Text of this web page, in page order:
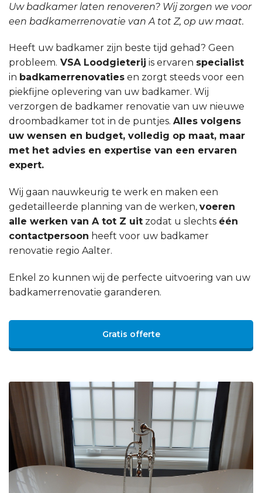
Uw badkamer laten renoveren? Wij zorgen we voor
een badkamerrenovatie van A tot Z, op uw maat.
Heeft uw badkamer zijn beste tijd gehad? Geen
probleem. VSA Loodgieterij is ervaren specialist
in badkamerrenovaties en zorgt steeds voor een
piekfijne oplevering van uw badkamer. Wij
verzorgen de badkamer renovatie van uw nieuwe
droombadkamer tot in de puntjes. Alles volgens
uw wensen en budget, volledig op maat, maar
met het advies en expertise van een ervaren
expert.
Wij gaan nauwkeurig te werk en maken een
gedetailleerde planning van de werken, voeren
alle werken van A tot Z uit zodat u slechts één
contactpersoon heeft voor uw badkamer
renovatie regio Aalter.
Enkel zo kunnen wij de perfecte uitvoering van uw
badkamerrenovatie garanderen.
Gratis offerte